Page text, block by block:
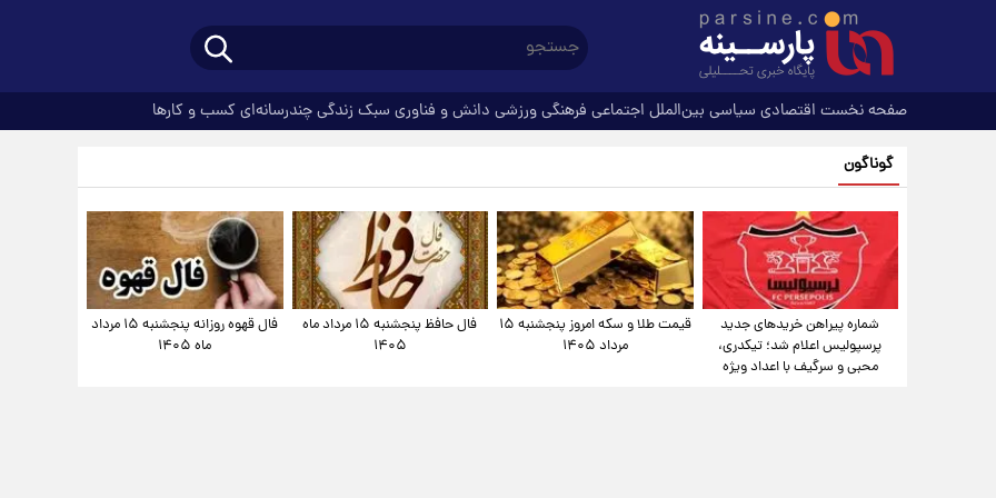
صفحه نخست اقتصادی سیاسی بین‌الملل اجتماعی فرهنگیورزشی دانش و فناوری سبک زندگیچندرسانه‌ای کسب و کارها
گوناگون
شماره پیراهن خریدهای جدید
پرسپولیس اعلام شد؛ تیکدری،
محبی و سرگیف با اعداد ویژه
قیمت طلا و سکه امروز پنجشنبه ۱۵
مرداد ۱۴۰۵
فال حافظ پنجشنبه ۱۵ مرداد ماه
۱۴۰۵
فال قهوه روزانه پنجشنبه ۱۵ مرداد
ماه ۱۴۰۵